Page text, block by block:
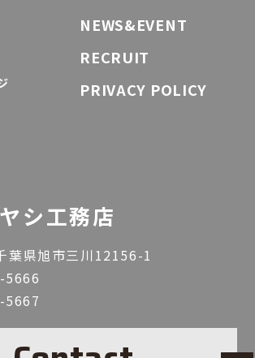
NEWS&EVENT
RECRUIT
PRIVACY POLICY
シ工務店
葉県旭市三川12156-1
5667